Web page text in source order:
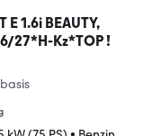
E 1.6i BEAUTY,
27*H-Kz*TOP !